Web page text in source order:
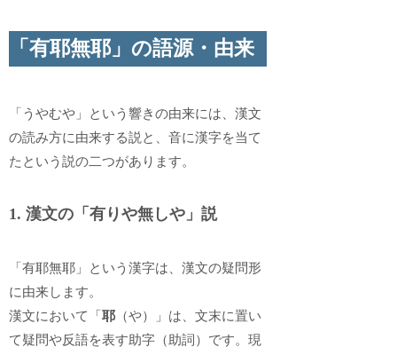
「有耶無耶」の語源・由来
「うやむや」という響きの由来には、漢文
の読み方に由来する説と、音に漢字を当て
たという説の二つがあります。
1. 漢文の「有りや無しや」説
「有耶無耶」という漢字は、漢文の疑問形
に由来します。
漢文において「耶 （や）」は、文末に置い
て疑問や反語を表す助字（助詞）です。現